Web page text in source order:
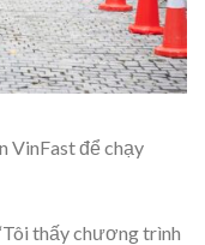
VinFast để chạy
thấy chương trình